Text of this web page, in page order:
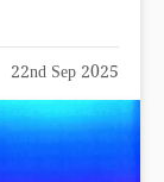
22nd Sep 2025